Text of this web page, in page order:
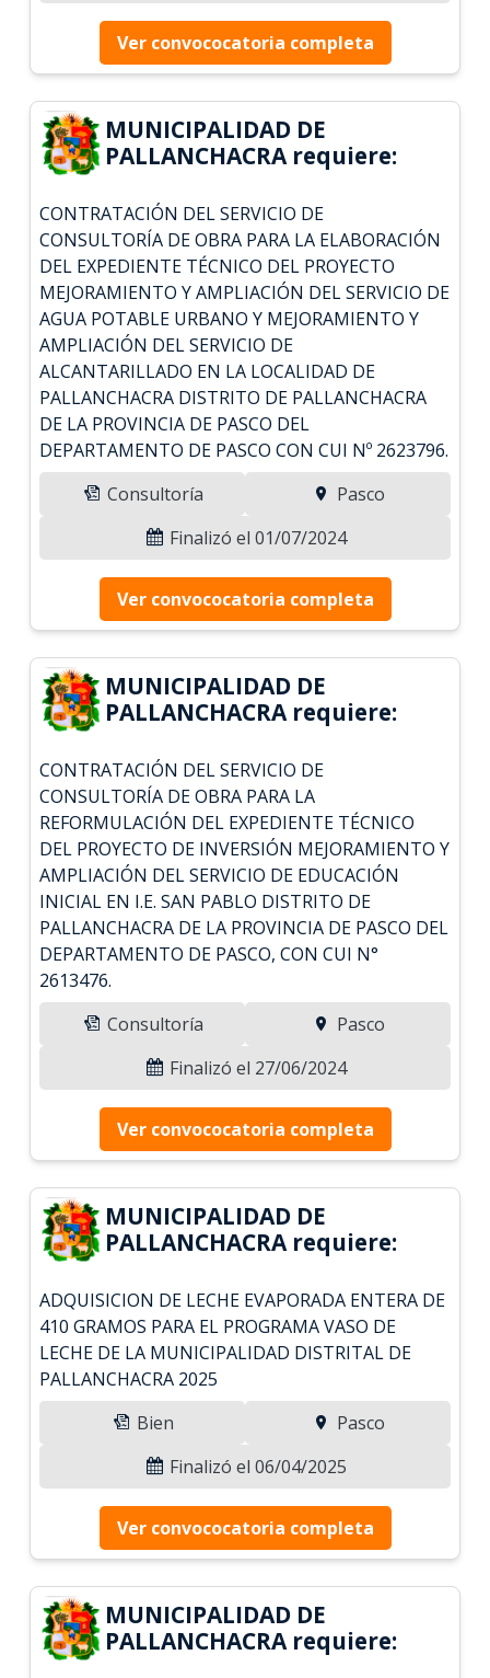
Ver convococatoria completa
MUNICIPALIDAD DE
PALLANCHACRA requiere:
CONTRATACIÓN DEL SERVICIO DE
CONSULTORÍA DE OBRA PARA LA ELABORACIÓN
DEL EXPEDIENTE TÉCNICO DEL PROYECTO
MEJORAMIENTO Y AMPLIACIÓN DEL SERVICIO DE
AGUA POTABLE URBANO Y MEJORAMIENTO Y
AMPLIACIÓN DEL SERVICIO DE
ALCANTARILLADO EN LA LOCALIDAD DE
PALLANCHACRA DISTRITO DE PALLANCHACRA
DE LA PROVINCIA DE PASCO DEL
DEPARTAMENTO DE PASCO CON CUI Nº 2623796.
Consultoría
Pasco
Finalizó el 01/07/2024
Ver convococatoria completa
MUNICIPALIDAD DE
PALLANCHACRA requiere:
CONTRATACIÓN DEL SERVICIO DE
CONSULTORÍA DE OBRA PARA LA
REFORMULACIÓN DEL EXPEDIENTE TÉCNICO
DEL PROYECTO DE INVERSIÓN MEJORAMIENTO Y
AMPLIACIÓN DEL SERVICIO DE EDUCACIÓN
INICIAL EN I.E. SAN PABLO DISTRITO DE
PALLANCHACRA DE LA PROVINCIA DE PASCO DEL
DEPARTAMENTO DE PASCO, CON CUI N°
2613476.
Consultoría
Pasco
Finalizó el 27/06/2024
Ver convococatoria completa
MUNICIPALIDAD DE
PALLANCHACRA requiere:
ADQUISICION DE LECHE EVAPORADA ENTERA DE
410 GRAMOS PARA EL PROGRAMA VASO DE
LECHE DE LA MUNICIPALIDAD DISTRITAL DE
PALLANCHACRA 2025
Bien
Pasco
Finalizó el 06/04/2025
Ver convococatoria completa
MUNICIPALIDAD DE
PALLANCHACRA requiere: